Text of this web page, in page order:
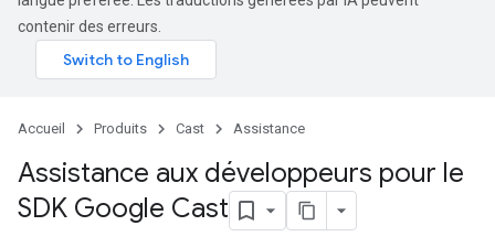
contenir des erreurs.
Accueil Produits Cast Assistance
Assistance aux développeurs pour le
SDK Google Cast